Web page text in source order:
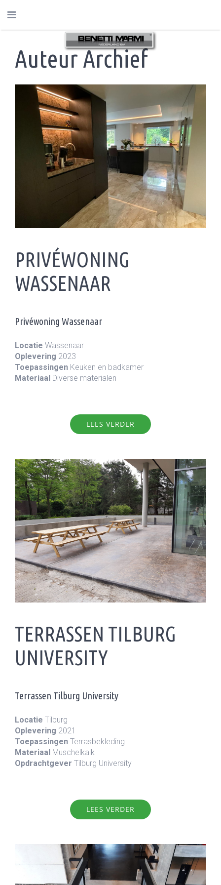
Auteur Archief
PRIVÉWONING
WASSENAAR
Privéwoning Wassenaar
Locatie Wassenaar
Oplevering 2023
Toepassingen Keuken en badkamer
Materiaal Diverse materialen
LEES VERDER
TERRASSEN TILBURG
UNIVERSITY
Terrassen Tilburg University
Locatie Tilburg
Oplevering 2021
Toepassingen Terrasbekleding
Materiaal Muschelkalk
Opdrachtgever Tilburg University
LEES VERDER